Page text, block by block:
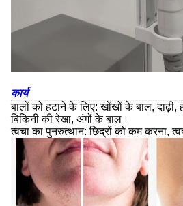
कार्य
बालों को हटाने के लिए: खोंखों के बाल, दाढ़ी,
बिकिनी की रेखा, अंगों के बाल।
त्वचा का पुनरुत्थान: छिद्रों को कम करना,